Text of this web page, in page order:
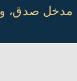
مدخل